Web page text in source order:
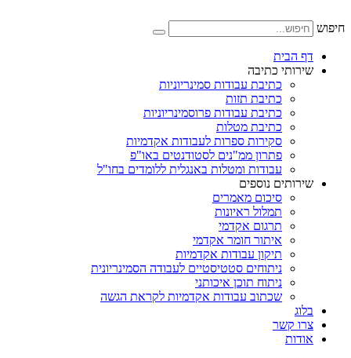
לתוכן
חיפוש
דף הבית
שירותי כתיבה
כתיבת עבודות סמינריוניות
כתיבת תזות
כתיבת עבודות פרוסמינריוניות
כתיבת מטלות
סקירות ספרות לעבודות אקדמיות
פתרון ממ"נים לסטודנטים באו"פ
עבודות ומטלות באנגלית ללומדים בחו"ל
שירותים נוספים
סיכום מאמרים
תמלול ראיונות
תרגום אקדמי
איתור חומר אקדמי
תיקון עבודות אקדמיות
ניתוחים סטטיסטיים לעבודה הסמינריונית
ניתוח תוכן איכותני
שכתוב עבודות אקדמיות לקראת הגשה
בלוג
צרו קשר
אודות